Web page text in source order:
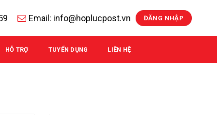
Email: info@hoplucpost.vn ĐĂNG NHẬP
HỖ TRỢ TUYỂN DỤNG LIÊN HỆ